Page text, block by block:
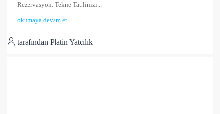
Rezervasyon: Tekne Tatilinizi...
okumaya devam et
tarafından Platin Yatçılık